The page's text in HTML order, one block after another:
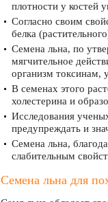
плотности у костей
Согласно своим
белка
Семена льна, по
мягчительное
организм токсинам,
В семенах этого
холестерина и
Исследования
предупреждать и
Семена льна,
слабительным
Семена льна для